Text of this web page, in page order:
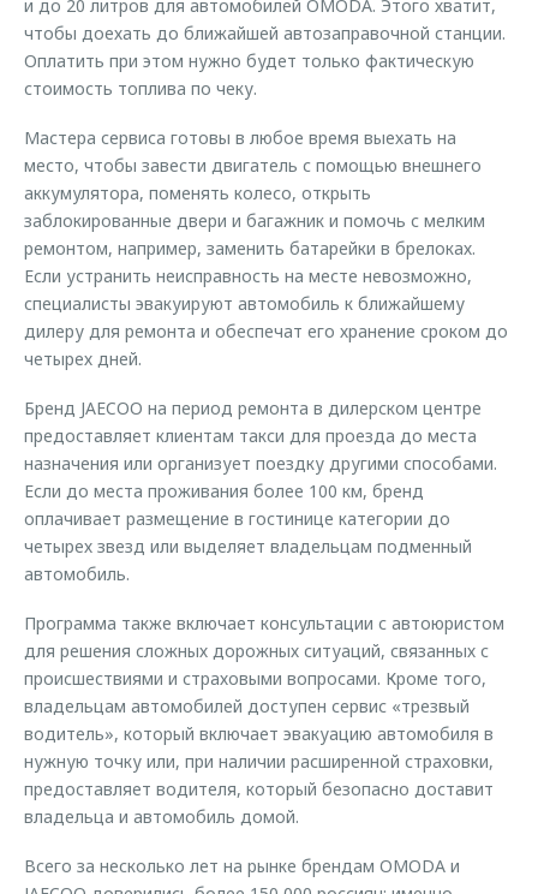
и до 20 литров для автомобилей OMODA. Этого хватит,
чтобы доехать до ближайшей автозаправочной станции.
Оплатить при этом нужно будет только фактическую
стоимость топлива по чеку.
Мастера сервиса готовы в любое время выехать на
место, чтобы завести двигатель с помощью внешнего
аккумулятора, поменять колесо, открыть
заблокированные двери и багажник и помочь с мелким
ремонтом, например, заменить батарейки в брелоках.
Если устранить неисправность на месте невозможно,
специалисты эвакуируют автомобиль к ближайшему
дилеру для ремонта и обеспечат его хранение сроком до
четырех дней.
Бренд JAECOO на период ремонта в дилерском центре
предоставляет клиентам такси для проезда до места
назначения или организует поездку другими способами.
Если до места проживания более 100 км, бренд
оплачивает размещение в гостинице категории до
четырех звезд или выделяет владельцам подменный
автомобиль.
Программа также включает консультации с автоюристом
для решения сложных дорожных ситуаций, связанных с
происшествиями и страховыми вопросами. Кроме того,
владельцам автомобилей доступен сервис «трезвый
водитель», который включает эвакуацию автомобиля в
нужную точку или, при наличии расширенной страховки,
предоставляет водителя, который безопасно доставит
владельца и автомобиль домой.
Всего за несколько лет на рынке брендам OMODA и